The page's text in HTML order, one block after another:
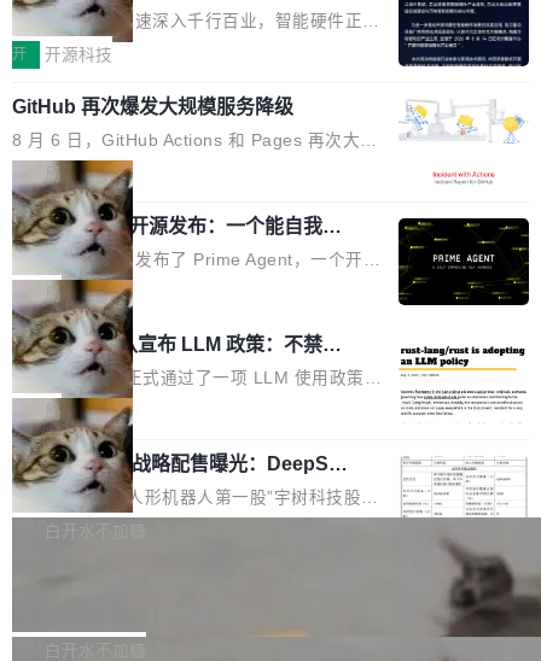
度,案例厚度、全域覆盖、多线协同...
看起来最令人兴奋的论文，那它们大部分都是过
度宣传的。」 这才是真正的痛点。不是所有论文
都有问题，是最吸引眼球的那批论文最有问题。
他引用的帖子来自 Mathew Shen，一位 ICLR 2
026 的读者：「看了篇 ...
工作过。近日他在 X 上发了一条帖子，列出了他
认为现代 AI 领域最重要的三个开源项目。 第一
理由很具体。FA 系列不需要解释，但 FA2 是他
认为最重要的一个——复杂度恰到好处，刚好能
驱动你去学 CuTe，但还没被那些"邪恶的" Hopp
er++ 优化所淹没，足够容易修改和适配。 更关
键的是 FA2 的持久性...
硬件开发者日杭州站即将举行
随着万物智联加速深入千行百业，智能硬件正从
单点设备迈向智能化、网联化、协同化发展。作
鸿蒙通过统一技术底座和分布式能力，为不同类
型智能设备的开发、连接与互联提供关键支撑，
也为产业链企业探索产品创新与商业增长打开新
的空间。 8月14日，开源鸿蒙智能硬件开发者日
（OHDD：OpenHarmony Hardware Develope
r Day）将在杭州启航。活动面向智能硬件产业
链企业和开发者，邀请行业专家与资深技术顾
问，围绕开源鸿蒙技术能力、设备适配、芯片适
配、功耗与稳定性调优、兼容性测评及统一互联
等内容展开系统讲解和实战交流，帮助企业进一
步了解开源鸿蒙在智能...
开 开源科技
GitHub 再次爆发大规模服务降级
8 月 6 日，GitHub Actions 和 Pages 再次大规
模服务降级，Actions 完全不可用超过 5 小时，
webhook 停发，连自托管 runner 也因调度层故
障无法工作。Pages、Copilot code review、C
opilot coding agent 全部受影响。从检测到完全
恢复，大约 12 小时。 这是 2026 年 8 月的第六
起事故，其中四起与 AI/Copilot 服务相关。 Git
Hub 员工 kdaigle 在 HN 讨论中贴出了一组数
据：2025 年全年 10 亿次 commit。现在，每周
2.75 亿次，全年预计 140 亿次。GitHub...
局
Prime Agent 开源发布：一个能自我改
进的编程 Agent，ARC-AGI 3 超越人类
专家基线
Prime Intellect 发布了 Prime Agent，一个开源
的编程 Agent Harness，核心设计围绕两个抽
象：Recursive Language Model（RLM）和 C
ontinual Harness。在 ARC-AGI 3 基准测试
上，Prime Agent + Opus 5 的组合达到了 95.
5% RHAE Best@1，超过了 ARC 报告的人类专
家基线 95.4%。 不是又一个 coding agent 包装
器 Prime Agent 的架构和市面上大多数 coding
agent 有本质区别。大多数 agent harness 的设
计是基于早期模型的能力—...
局
Rust 项目团队宣布 LLM 政策：不禁
止，但你要承认哪些代码不是你写的
Rust 语言项目正式通过了一项 LLM 使用政策，
覆盖 rust-lang/rust 单一仓库的代码贡献。这不
是项目级别的官方立场，目前由五个团队采纳，
但它可能是主流开源项目中关于 AI 辅助贡献最
细致的一份规则。 政策的核心只有一句话：LLM
可以用来分析、提炼、审阅、建议，但不能用来
不得生成涉及安全性的关键变更，除非作者本身
局
宇树科技 IPO 战略配售曝光：DeepSe
ek 获配 93.3 万股，锁定 36 个月
8月6日晚间，“人形机器人第一股”宇树科技股份
有限公司披露IPO发行价格及战略配售结果，杭
36个月。 公告显示，本次宇树科技战略配售对
白开水不加糖
Bug fixes and enhancements 修复多次传递同
白开水不加糖